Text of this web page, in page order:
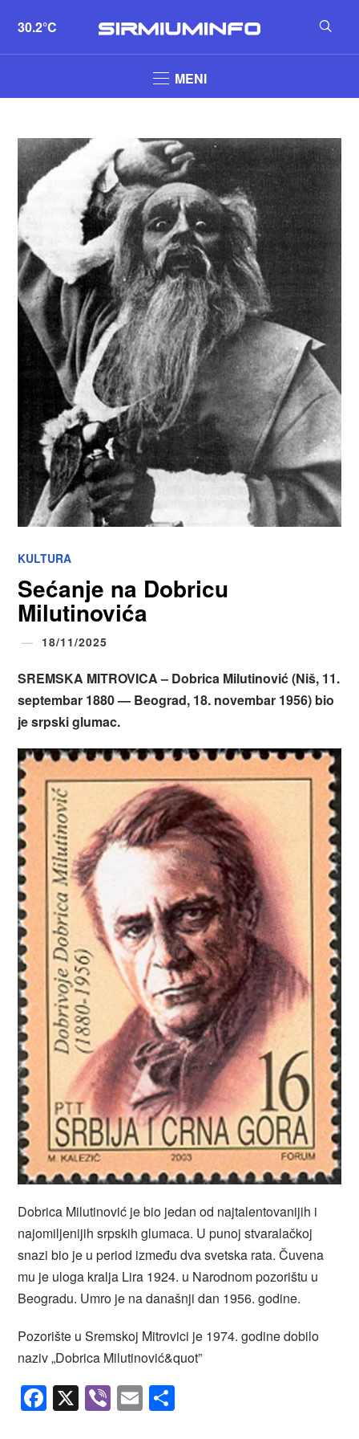
30.2°C
MENI
KULTURA
Sećanje na Dobricu
Milutinovića
18/11/2025
SREMSKA MITROVICA – Dobrica Milutinović (Niš, 11.
septembar 1880 — Beograd, 18. novembar 1956) bio
je srpski glumac.
Dobrica Milutinović je bio jedan od najtalentovanijih i
najomiljenijih srpskih glumaca. U punoj stvaralačkoj
snazi bio je u period između dva svetska rata. Čuvena
mu je uloga kralja Lira 1924. u Narodnom pozorištu u
Beogradu. Umro je na današnji dan 1956. godine.
Pozorište u Sremskoj Mitrovici je 1974. godine dobilo
naziv „Dobrica Milutinović&quot”
Facebook
X Viber
Email